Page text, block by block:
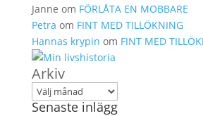
Janne om FÖRLÅTA EN MOBBARE
Petra om FINT MED TILLÖKNING
Hannas krypin om FINT MED
Arkiv
Senaste inlägg